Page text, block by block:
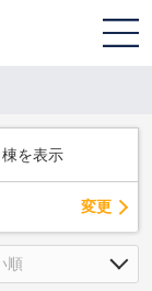
棟を表示
変更